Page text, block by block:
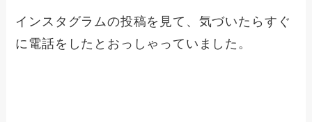
インスタグラムの投稿を見て、気づいたらすぐ
に電話をしたとおっしゃっていました。